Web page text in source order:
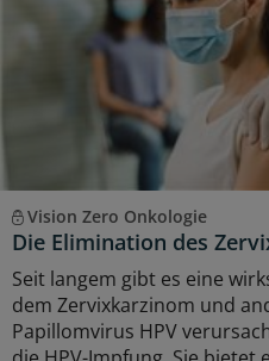
Vision Zero Onkologie
Die Elimination des
Seit langem gibt es eine
dem Zervixkarzinom und
Papillomvirus HPV